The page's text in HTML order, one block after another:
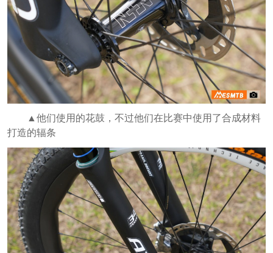
▲他们使用的花鼓，不过他们在比赛中使用了合成材料
打造的辐条